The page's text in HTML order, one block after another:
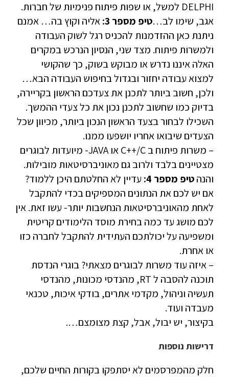
DELPHI למשל, או שפות פיתוח פנימיות של חברות.
אגב, שימו לב…טיפ מספר 3:
אליה וקוץ בה… אמנם
ניתנת כאן ההזדמנות להכניס רגל לשוק העבודה
ולמשרות פיתוח. מצד שני, הנסיון הנרכש במקרים
האלה איננו נדרש או מבוקש בשוק, כך שהקושי
למצוא עבודה יחזור ובגדול בחיפוש העבודה הבא…
ולכן, חשוב ביותר לתכנן את צעדכם הראשון בקריירה,
בדיוק כמו שחשוב לתכנן נכון את כל צעדי ההמשך.
השכילו לבחור בצעד הראשון הנכון ביותר, מכיוון שכל
הצעדים שיבואו אחריו יושפעו ממנו.
– משרות פיתוח ב C++/C או JAVA- מיועדות לבוגרים
מצטיינים בלבד ולרוב גם מאוניברסיטאות מובילות.
והנהטיפ מספר 4:
עדיין לא החלטתם היכן ללמוד?
אם יש לכם את הנתונים המספיקים בכדי להתקבל
לאחת מהאוניברסיטאות הנחשבות יותר- עשו זאת. אין
לכם מושג עד כמה בחירת מוסד הלימודים קריטית
ומשפיעה על יכולתכם העתידית להתקבל לחברה כזו
או אחרת.
– איזה עוד משרות לבוגרים מצאתי? בוגרי הנדסת
תוכנה להסבה ל RT, מהנדסי מכונות, מהנדסי
תעשיה וניהול, מקדמי אתרים, בודקי איכות, טכנאי
מעבדה ועוד.
בקיצור, יש יבול, אבל, קצת מצומצם….
דרישות נוספות
חלק מהמפרסמים לא יסתפקו בקורות החיים שלכם,